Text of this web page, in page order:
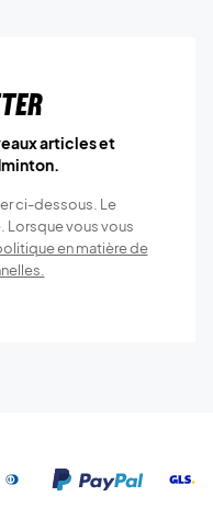
articles et
ci-dessous. Le
Lorsque vous vous
en matière de